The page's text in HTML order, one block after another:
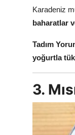
Karadeniz
baharatlar
Tadım
yoğurtla
3.